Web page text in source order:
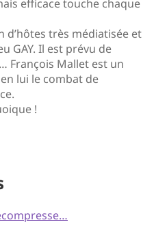
efficace touche chaque
d’hôtes très médiatisée et
GAY. Il est prévu de
François Mallet est un
lui le combat de
!